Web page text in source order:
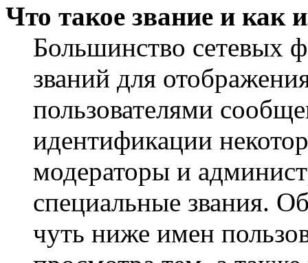
Что такое звание и как
Большинство сетевых
званий для
пользователями
идентификации
модераторы и
специальные звания.
чуть ниже имен